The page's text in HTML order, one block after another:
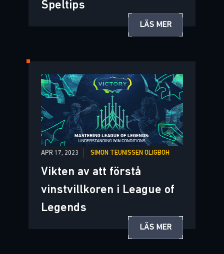
Speltips
LÄS MER
APR 17, 2023 SIMON TEUNISSEN OLIGBOH
Vikten av att förstå
vinstvillkoren i League of
Legends
LÄS MER